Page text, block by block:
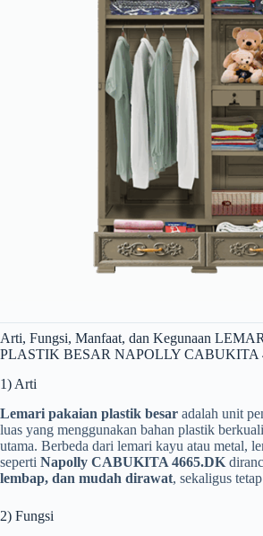
Arti, Fungsi, Manfaat, dan Kegunaan
PLASTIK BESAR NAPOLLY CABUKITA
1) Arti
Lemari pakaian plastik besar adalah unit
luas yang menggunakan bahan plastik
utama. Berbeda dari lemari kayu atau metal,
seperti Napolly CABUKITA 4665.DK
lembap, dan mudah dirawat, sekaligus
2) Fungsi